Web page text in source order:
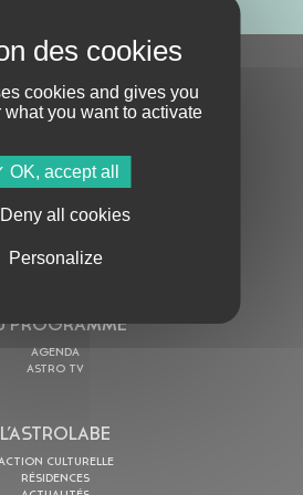
À LA NEWSLETTER
PROGRAMME
AGENDA
ASTRO TV
L’ASTROLABE
CULTURELLE
RÉSIDENCES
cookies and gives you
what you want to activate
OK, accept all
Deny all cookies
Personalize